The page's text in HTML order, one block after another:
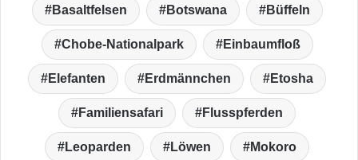
Basaltfelsen Botswana Büffeln
Chobe-Nationalpark Einbaumfloß
Elefanten Erdmännchen Etosha
Familiensafari Flusspferden
Leoparden Löwen Mokoro